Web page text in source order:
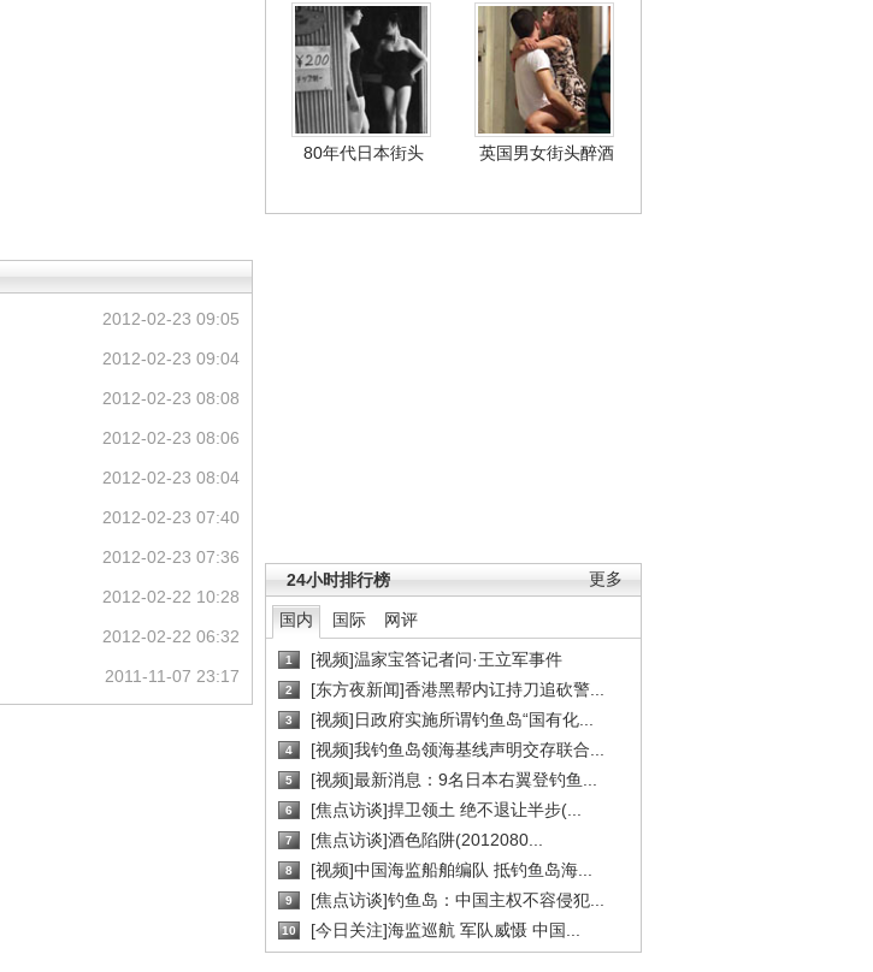
80年代日本街头 英国男女街头醉酒
更多
24小时排行榜
国内 国际 网评
1 [视频]温家宝答记者问·王立军事件
2 [东方夜新闻]香港黑帮内讧持刀追砍警...
3 [视频]日政府实施所谓钓鱼岛“国有化...
4 [视频]我钓鱼岛领海基线声明交存联合...
5 [视频]最新消息：9名日本右翼登钓鱼...
6 [焦点访谈]捍卫领土 绝不退让半步(...
7 [焦点访谈]酒色陷阱(2012080...
8 [视频]中国海监船舶编队 抵钓鱼岛海...
9 [焦点访谈]钓鱼岛：中国主权不容侵犯...
10 [今日关注]海监巡航 军队威慑 中国...
2012-02-23 09:05
2012-02-23 09:04
2012-02-23 08:08
2012-02-23 08:06
2012-02-23 08:04
2012-02-23 07:40
2012-02-23 07:36
2012-02-22 10:28
2012-02-22 06:32
2011-11-07 23:17